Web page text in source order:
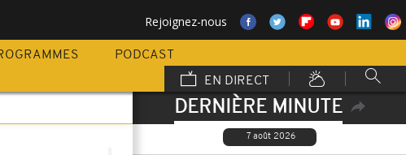
Rejoignez-nous
PODCAST
EN DIRECT
DERNIÈRE MINUTE
7 août 2026